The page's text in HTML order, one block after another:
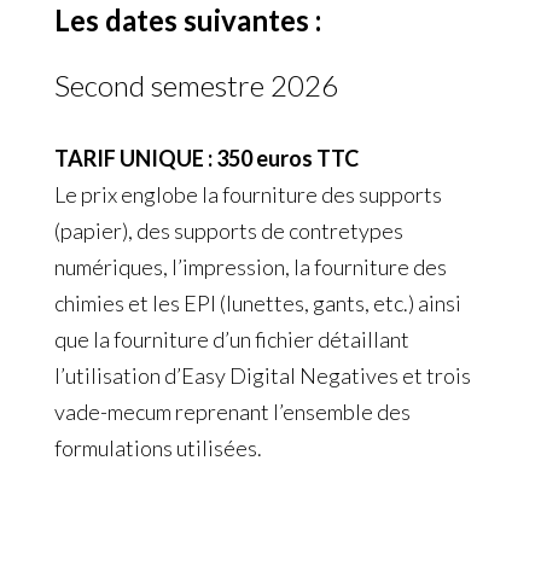
Les dates suivantes :
Second semestre 2026
TARIF UNIQUE : 350 euros TTC
Le prix englobe la fourniture des supports
(papier), des supports de contretypes
numériques, l’impression, la fourniture des
chimies et les EPI (lunettes, gants, etc.) ainsi
que la fourniture d’un fichier détaillant
l’utilisation d’Easy Digital Negatives et trois
vade-mecum reprenant l’ensemble des
formulations utilisées.